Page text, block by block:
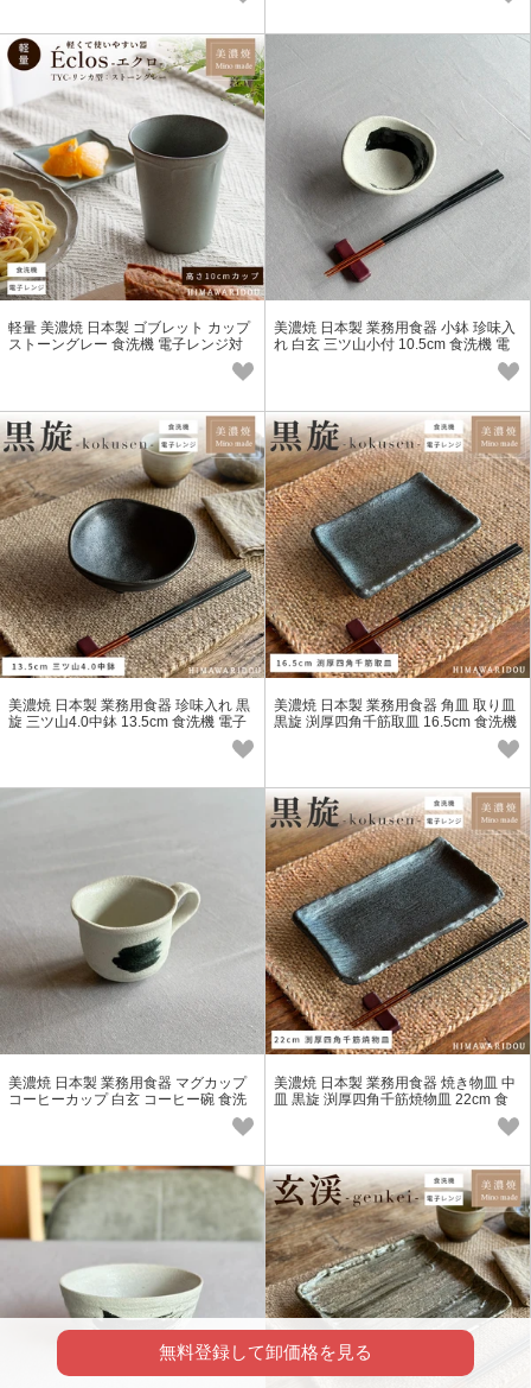
軽量 美濃焼 日本製 ゴブレット カップ
ストーングレー 食洗機 電子レンジ対
美濃焼 日本製 業務用食器 小鉢 珍味入
れ 白玄 三ツ山小付 10.5cm 食洗機 電
美濃焼 日本製 業務用食器 珍味入れ 黒
旋 三ツ山4.0中鉢 13.5cm 食洗機 電子
美濃焼 日本製 業務用食器 角皿 取り皿
黒旋 渕厚四角千筋取皿 16.5cm 食洗機
美濃焼 日本製 業務用食器 マグカップ
コーヒーカップ 白玄 コーヒー碗 食洗
美濃焼 日本製 業務用食器 焼き物皿 中
皿 黒旋 渕厚四角千筋焼物皿 22cm 食
無料登録して卸価格を見る